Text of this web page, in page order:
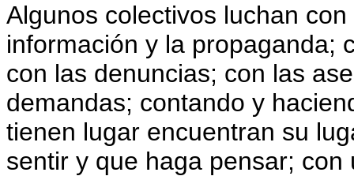
Algunos colectivos luchan
información y la propaganda;
con las denuncias; con las
demandas; contando y
tienen lugar encuentran su
sentir y que haga pensar;